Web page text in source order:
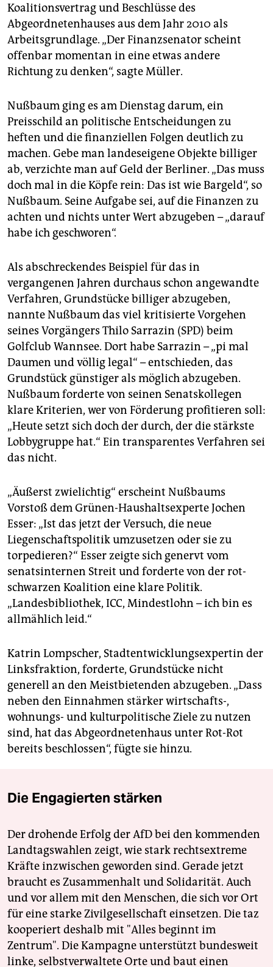
Koalitionsvertrag und Beschlüsse des
Abgeordnetenhauses aus dem Jahr 2010 als
Arbeitsgrundlage. „Der Finanzsenator scheint
offenbar momentan in eine etwas andere
Richtung zu denken“, sagte Müller.
Nußbaum ging es am Dienstag darum, ein
Preisschild an politische Entscheidungen zu
heften und die finanziellen Folgen deutlich zu
machen. Gebe man landeseigene Objekte billiger
ab, verzichte man auf Geld der Berliner. „Das muss
doch mal in die Köpfe rein: Das ist wie Bargeld“, so
Nußbaum. Seine Aufgabe sei, auf die Finanzen zu
achten und nichts unter Wert abzugeben – „darauf
habe ich geschworen“.
Als abschreckendes Beispiel für das in
vergangenen Jahren durchaus schon angewandte
Verfahren, Grundstücke billiger abzugeben,
nannte Nußbaum das viel kritisierte Vorgehen
seines Vorgängers Thilo Sarrazin (SPD) beim
Golfclub Wannsee. Dort habe Sarrazin – „pi mal
Daumen und völlig legal“ – entschieden, das
Grundstück günstiger als möglich abzugeben.
Nußbaum forderte von seinen Senatskollegen
klare Kriterien, wer von Förderung profitieren soll:
„Heute setzt sich doch der durch, der die stärkste
Lobbygruppe hat.“ Ein transparentes Verfahren sei
das nicht.
„Äußerst zwielichtig“ erscheint Nußbaums
Vorstoß dem Grünen-Haushaltsexperte Jochen
Esser: „Ist das jetzt der Versuch, die neue
Liegenschaftspolitik umzusetzen oder sie zu
torpedieren?“ Esser zeigte sich genervt vom
senatsinternen Streit und forderte von der rot-
schwarzen Koalition eine klare Politik.
„Landesbibliothek, ICC, Mindestlohn – ich bin es
allmählich leid.“
Katrin Lompscher, Stadtentwicklungsexpertin der
Linksfraktion, forderte, Grundstücke nicht
generell an den Meistbietenden abzugeben. „Dass
neben den Einnahmen stärker wirtschafts-,
wohnungs- und kulturpolitische Ziele zu nutzen
sind, hat das Abgeordnetenhaus unter Rot-Rot
bereits beschlossen“, fügte sie hinzu.
Die Engagierten stärken
Der drohende Erfolg der AfD bei den kommenden
Landtagswahlen zeigt, wie stark rechtsextreme
Kräfte inzwischen geworden sind. Gerade jetzt
braucht es Zusammenhalt und Solidarität. Auch
und vor allem mit den Menschen, die sich vor Ort
für eine starke Zivilgesellschaft einsetzen. Die taz
kooperiert deshalb mit "Alles beginnt im
Zentrum". Die Kampagne unterstützt bundesweit
linke, selbstverwaltete Orte und baut einen